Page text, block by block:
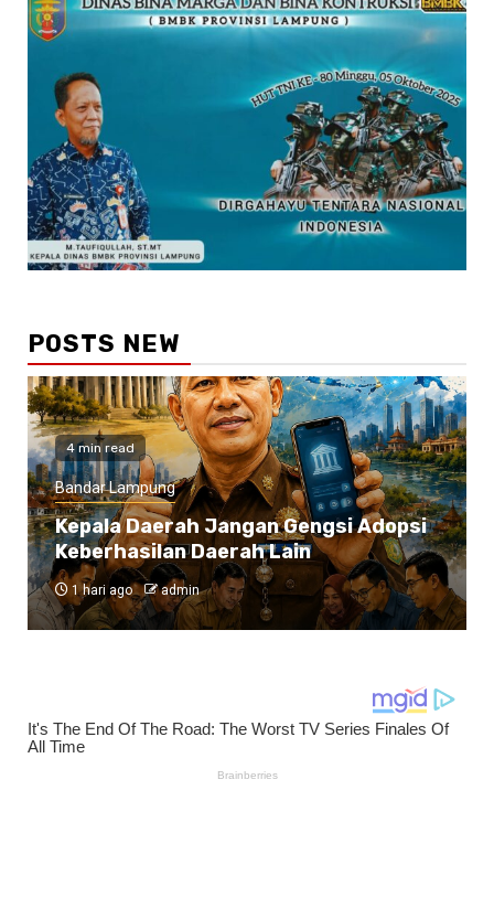
POSTS NEW
4 min read
Bandar Lampung
Kepala Daerah Jangan Gengsi Adopsi
Keberhasilan Daerah Lain
1 hari ago admin